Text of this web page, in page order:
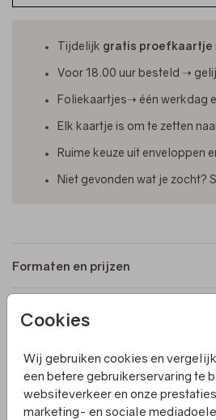
Cookies
Wij gebruiken cookies en
een betere gebruikerservaring te
websiteverkeer en onze
marketing- en sociale
Tijdelijk gratis proefkaartje
Voor 18.00 uur besteld ➝
Foliekaartjes➝ één werkdag
Elk kaartje is om te zetten
Ruime keuze uit enveloppen
Niet gevonden wat je zocht?
Formaten en prijzen
Productinformatie
Omschrijving
Een langwerpig geboortekaartje
meisjes. Strik een mooi lintje of